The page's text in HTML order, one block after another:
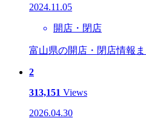
2024.11.05
開店・閉店
富山県の開店・閉店情報ま
2
313,151 Views
2026.04.30